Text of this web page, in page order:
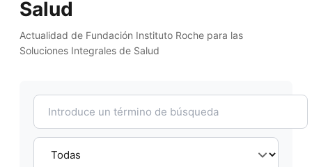
Salud
Actualidad de Fundación Instituto Roche para las
Soluciones Integrales de Salud